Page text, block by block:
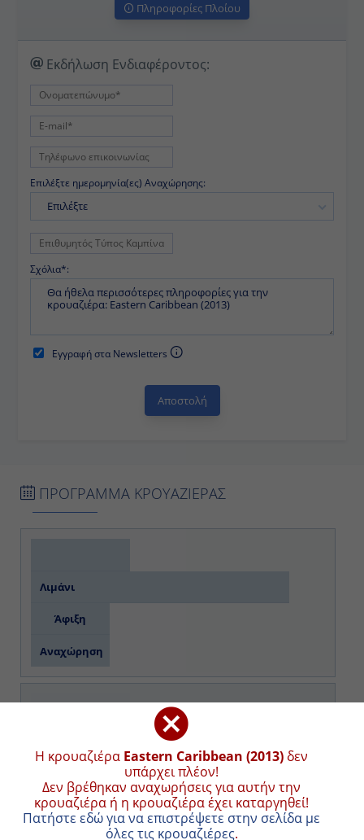
Η κρουαζιέρα Eastern Caribbean (2013) δεν
υπάρχει πλέον!
Δεν βρέθηκαν αναχωρήσεις για αυτήν την
κρουαζιέρα ή η κρουαζιέρα έχει καταργηθεί!
Πατήστε εδώ για να επιστρέψετε στην σελίδα με
όλες τις κρουαζιέρες.
Πληροφορίες Πλοίου
Εκδήλωση Ενδιαφέροντος:
Επιλέξτε ημερομηνία(ες) Αναχώρησης:
Επιλέξτε
Σχόλια*:
Εγγραφή στα Newsletters
ΠΡΟΓΡΑΜΜΑ ΚΡΟΥΑΖΙΕΡΑΣ
Λιμάνι
Άφιξη
Αναχώρηση
Fort Lauderdale (Αμερική)
-
17:00